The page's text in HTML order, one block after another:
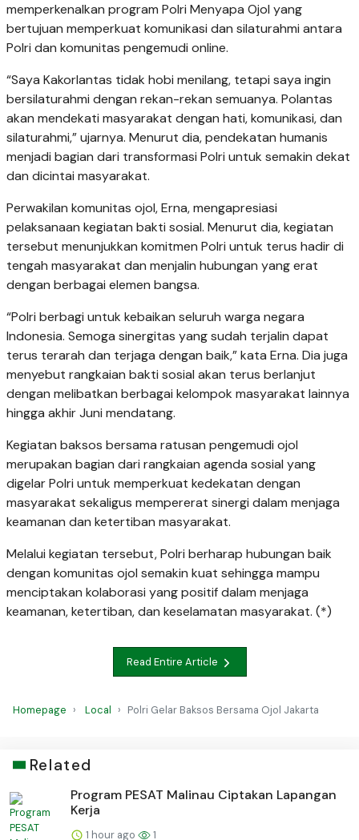
memperkenalkan program Polri Menyapa Ojol yang
bertujuan memperkuat komunikasi dan silaturahmi antara
Polri dan komunitas pengemudi online.
“Saya Kakorlantas tidak hobi menilang, tetapi saya ingin
bersilaturahmi dengan rekan-rekan semuanya. Polantas
akan mendekati masyarakat dengan hati, komunikasi, dan
silaturahmi,” ujarnya. Menurut dia, pendekatan humanis
menjadi bagian dari transformasi Polri untuk semakin dekat
dan dicintai masyarakat.
Perwakilan komunitas ojol, Erna, mengapresiasi
pelaksanaan kegiatan bakti sosial. Menurut dia, kegiatan
tersebut menunjukkan komitmen Polri untuk terus hadir di
tengah masyarakat dan menjalin hubungan yang erat
dengan berbagai elemen bangsa.
“Polri berbagi untuk kebaikan seluruh warga negara
Indonesia. Semoga sinergitas yang sudah terjalin dapat
terus terarah dan terjaga dengan baik,” kata Erna. Dia juga
menyebut rangkaian bakti sosial akan terus berlanjut
dengan melibatkan berbagai kelompok masyarakat lainnya
hingga akhir Juni mendatang.
Kegiatan baksos bersama ratusan pengemudi ojol
merupakan bagian dari rangkaian agenda sosial yang
digelar Polri untuk memperkuat kedekatan dengan
masyarakat sekaligus mempererat sinergi dalam menjaga
keamanan dan ketertiban masyarakat.
Melalui kegiatan tersebut, Polri berharap hubungan baik
dengan komunitas ojol semakin kuat sehingga mampu
menciptakan kolaborasi yang positif dalam menjaga
keamanan, ketertiban, dan keselamatan masyarakat. (*)
Read Entire Article
Homepage Local Polri Gelar Baksos Bersama Ojol Jakarta
Related
Program PESAT Malinau Ciptakan Lapangan
Kerja
1 hour ago 1